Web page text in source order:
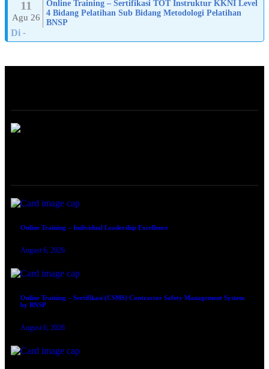
11
Agu 26
Online Training – Sertifikasi TOT Instruktur KKNI Level
4 Bidang Pelatihan Sub Bidang Metodologi Pelatihan
BNSP
Di -
Online Training – Individual Leadership Excellence
August 6, 2026
Online Training – Sertifikasi (CSMS) Contractor Safety Management System
by BNSP
August 6, 2026